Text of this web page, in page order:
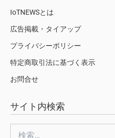
IoTNEWSとは
広告掲載・タイアップ
プライバシーポリシー
特定商取引法に基づく表示
お問合せ
サイト内検索